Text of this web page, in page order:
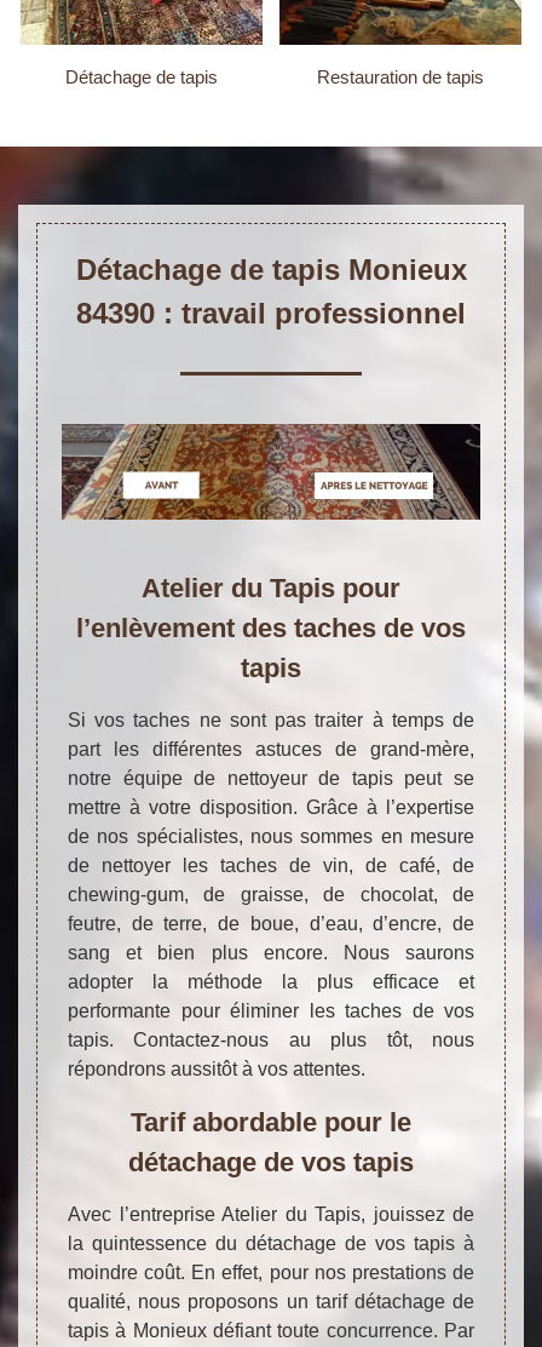
Détachage de tapis Restauration de tapis
Détachage de tapis Monieux
84390 : travail professionnel
Atelier du Tapis pour
l’enlèvement des taches de vos
tapis
Si vos taches ne sont pas traiter à temps de
part les différentes astuces de grand-mère,
notre équipe de nettoyeur de tapis peut se
mettre à votre disposition. Grâce à l’expertise
de nos spécialistes, nous sommes en mesure
de nettoyer les taches de vin, de café, de
chewing-gum, de graisse, de chocolat, de
feutre, de terre, de boue, d’eau, d’encre, de
sang et bien plus encore. Nous saurons
adopter la méthode la plus efficace et
performante pour éliminer les taches de vos
tapis. Contactez-nous au plus tôt, nous
répondrons aussitôt à vos attentes.
Tarif abordable pour le
détachage de vos tapis
Avec l’entreprise Atelier du Tapis, jouissez de
la quintessence du détachage de vos tapis à
moindre coût. En effet, pour nos prestations de
qualité, nous proposons un tarif détachage de
tapis à Monieux défiant toute concurrence. Par